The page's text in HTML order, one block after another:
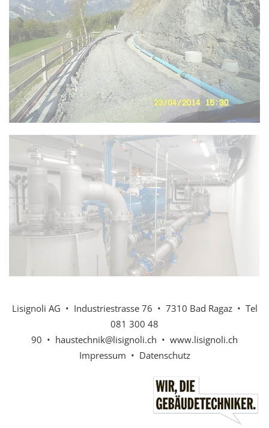
Lisignoli AG • Industriestrasse 76 • 7310 Bad Ragaz • Tel
081 300 48
90 • haustechnik@lisignoli.ch • www.lisignoli.ch
Impressum • Datenschutz